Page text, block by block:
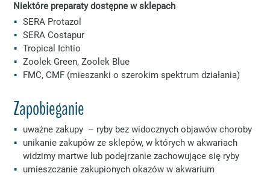
Niektóre preparaty dostępne w sklepach
SERA Protazol
SERA Costapur
Tropical Ichtio
Zoolek Green, Zoolek Blue
FMC, CMF (mieszanki o szerokim spektrum działania)
Zapobieganie
uważne zakupy – ryby bez widocznych objawów choroby
unikanie zakupów ze sklepów, w których w akwariach
widzimy martwe lub podejrzanie zachowujące się ryby
umieszczanie zakupionych okazów w akwarium